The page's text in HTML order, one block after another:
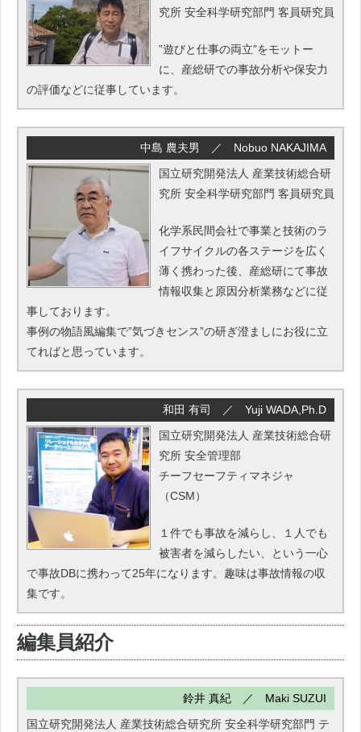
究所 安全科学研究部門 客員研究員
”遊びと仕事の両立”をモットー
に、産総研での事故分析や保安力
の評価などに従事しています。
中島 農夫男 ／ Nobuo NAKAJIMA
国立研究開発法人 産業技術総合研
究所 安全科学研究部門 客員研究員
化学系民間会社で事業と技術のラ
イフサイクルの各ステージを広く
薄く携わった後、産総研にて事故
情報収集と原因分析業務などに従
事しております。
事例の物語風編集で”気づきセンス”の研ぎ澄ましにお役に立
てればと思っています。
和田 有司 ／ Yuji WADA,Ph.D
国立研究開発法人 産業技術総合研
究所 安全管理部
チーフセーフティマネジャ
（CSM）
１件でも事故を減らし、１人でも
被害者を減らしたい、という一心
で事故DBに携わって25年になります。趣味は事故情報の収
集です。
編集員紹介
鈴井 真紀 ／ Maki SUZUI
国立研究開発法人 産業技術総合研究所 安全科学研究部門 テ